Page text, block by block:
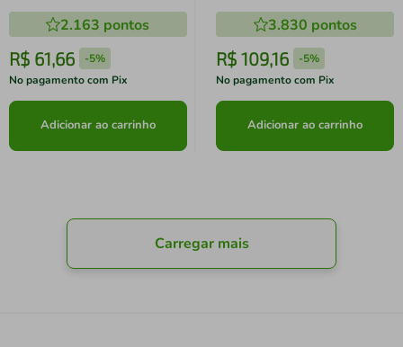
2.163 pontos
R$ 61,66 -5%
No pagamento com Pix
Adicionar ao carrinho
3.830 pontos
R$ 109,16 -5%
No pagamento com Pix
Adicionar ao carrinho
Carregar mais